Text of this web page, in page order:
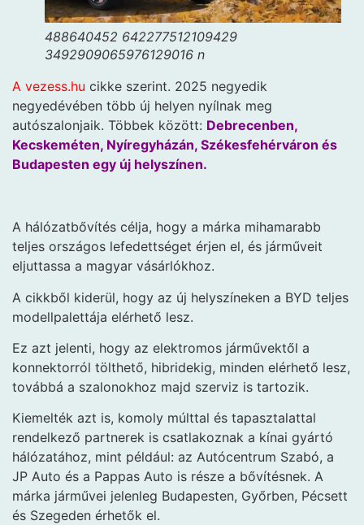
488640452 642277512109429
3492909065976129016 n
A vezess.hu cikke szerint. 2025 negyedik
negyedévében több új helyen nyílnak meg
autószalonjaik. Többek között: Debrecenben,
Kecskeméten, Nyíregyházán, Székesfehérváron és
Budapesten egy új helyszínen.
A hálózatbővítés célja, hogy a márka mihamarabb
teljes országos lefedettséget érjen el, és járműveit
eljuttassa a magyar vásárlókhoz.
A cikkből kiderül, hogy az új helyszíneken a BYD teljes
modellpalettája elérhető lesz.
Ez azt jelenti, hogy az elektromos járművektől a
konnektorról tölthető, hibridekig, minden elérhető lesz,
továbbá a szalonokhoz majd szerviz is tartozik.
Kiemelték azt is, komoly múlttal és tapasztalattal
rendelkező partnerek is csatlakoznak a kínai gyártó
hálózatához, mint például: az Autócentrum Szabó, a
JP Auto és a Pappas Auto is része a bővítésnek. A
márka járművei jelenleg Budapesten, Győrben, Pécsett
és Szegeden érhetők el.